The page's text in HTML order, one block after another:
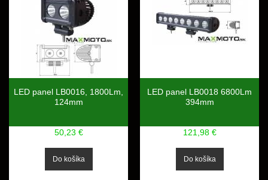
LED panel LB0016, 1800Lm,
124mm
50,23 €
LED panel LB0018 6800Lm
394mm
121,98 €